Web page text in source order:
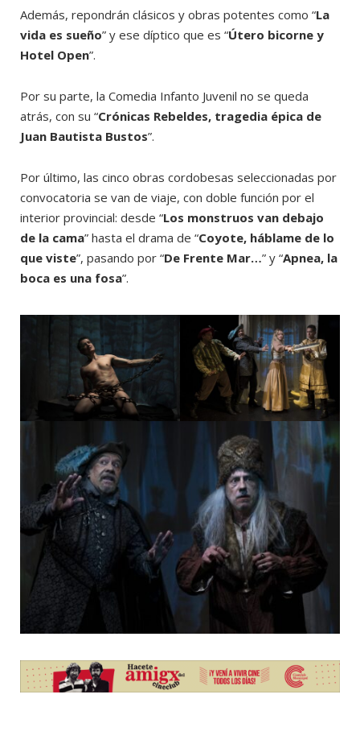
Además, repondrán clásicos y obras potentes como “La
vida es sueño” y ese díptico que es “Útero bicorne y
Hotel Open”.
Por su parte, la Comedia Infanto Juvenil no se queda
atrás, con su “Crónicas Rebeldes, tragedia épica de
Juan Bautista Bustos”.
Por último, las cinco obras cordobesas seleccionadas por
convocatoria se van de viaje, con doble función por el
interior provincial: desde “Los monstruos van debajo
de la cama” hasta el drama de “Coyote, háblame de lo
que viste”, pasando por “De Frente Mar…” y “Apnea, la
boca es una fosa”.